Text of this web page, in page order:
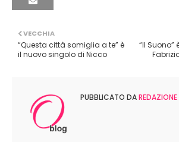
“Il
VECCHIA
“Questa città somiglia a te” è
il nuovo singolo di Nicco
PUBBLICATO DAREDAZIONE